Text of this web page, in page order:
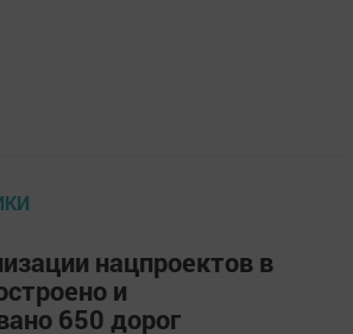
нацпроектов в
и
650 дорог